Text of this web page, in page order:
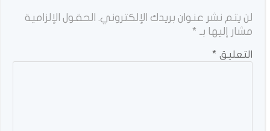
لن يتم نشر عنوان بريدك الإلكتروني. الحقول الإلزامية
مشار إليها بـ *
التعليق *